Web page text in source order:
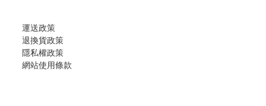
運送政策
退換貨政策
隱私權政策
網站使用條款